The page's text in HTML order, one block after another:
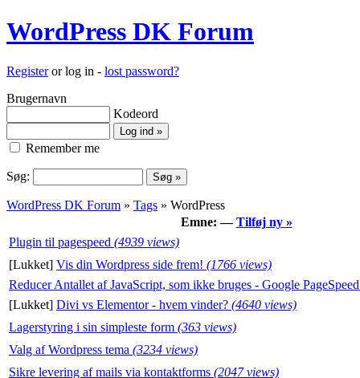
WordPress DK Forum
Registeror log in - lost password?
Brugernavn
Kodeord
Remember me
Søg:
WordPress DK Forum » Tags » WordPress
Emne: —Tilføj ny »
Plugin til pagespeed (4939 views)
[Lukket] Vis din Wordpress side frem! (1766 views)
Reducer Antallet af JavaScript, som ikke bruges - Google
[Lukket] Divi vs Elementor - hvem vinder? (4640 views)
Lagerstyring i sin simpleste form (363 views)
Valg af Wordpress tema (3234 views)
Sikre levering af mails via kontaktforms (2047 views)